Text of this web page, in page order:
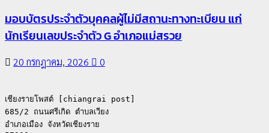
มอบบัตรประจำตัวบุคคลผู้ไม่มีสถานะทางทะเบียน แก่
นักเรียนเลขประจำตัว G อำเภอแม่สรวย
20 กรกฎาคม, 2026 0
เชียงรายโพสต์ [chiangrai post]
685/2 ถนนศรีเกิด ตำบลเวียง
อำเภอเมือง จังหวัดเชียงราย